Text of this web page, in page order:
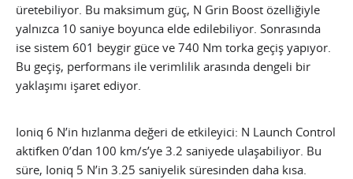
üretebiliyor. Bu maksimum güç, N Grin Boost özelliğiyle
yalnızca 10 saniye boyunca elde edilebiliyor. Sonrasında
ise sistem 601 beygir güce ve 740 Nm torka geçiş yapıyor.
Bu geçiş, performans ile verimlilik arasında dengeli bir
yaklaşımı işaret ediyor.
Ioniq 6 N’in hızlanma değeri de etkileyici: N Launch Control
aktifken 0’dan 100 km/s’ye 3.2 saniyede ulaşabiliyor. Bu
süre, Ioniq 5 N’in 3.25 saniyelik süresinden daha kısa.